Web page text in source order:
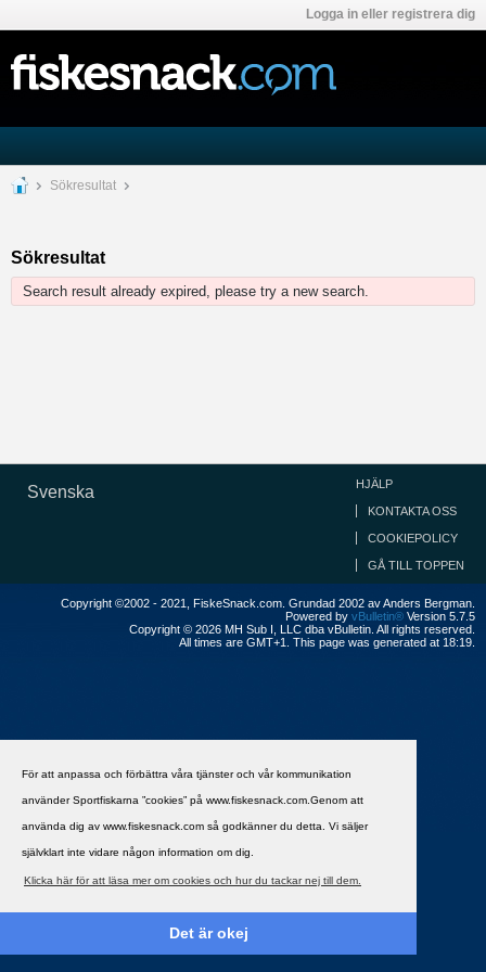
För att anpassa och förbättra våra tjänster och vår kommunikation
använder Sportfiskarna ”cookies” på www.fiskesnack.com.Genom att
använda dig av www.fiskesnack.com så godkänner du detta. Vi säljer
självklart inte vidare någon information om dig.
Klicka här för att läsa mer om cookies och hur du tackar nej till dem.
Det är okej
Logga in eller registrera dig
Sökresultat
Sökresultat
Search result already expired, please try a new search.
Svenska HJÄLP
KONTAKTA OSS
COOKIEPOLICY
GÅ TILL TOPPEN
Copyright ©2002 - 2021, FiskeSnack.com. Grundad 2002 av Anders Bergman.
Powered by vBulletin® Version 5.7.5
Copyright © 2026 MH Sub I, LLC dba vBulletin. All rights reserved.
All times are GMT+1. This page was generated at 18:19.